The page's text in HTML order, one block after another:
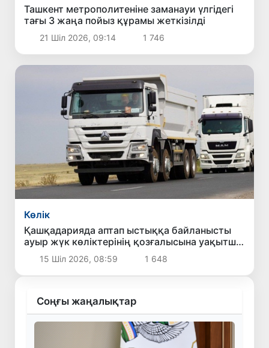
Ташкент метрополитеніне заманауи үлгідегі
тағы 3 жаңа пойыз құрамы жеткізілді
21 Шіл 2026, 09:14 1 746
Көлік
Қашқадарияда аптап ыстыққа байланысты
ауыр жүк көліктерінің қозғалысына уақытша
шектеу енгізіледі
15 Шіл 2026, 08:59 1 648
Соңғы жаңалықтар